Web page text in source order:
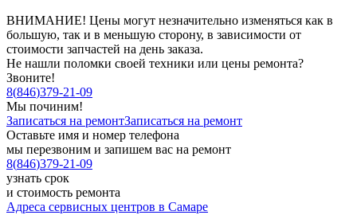
ВНИМАНИЕ! Цены могут незначительно изменяться как в
большую, так и в меньшую сторону, в зависимости от
стоимости запчастей на день заказа.
Не нашли поломки своей техники или цены ремонта?
Звоните!
8(846)379-21-09
Мы починим!
Записаться на ремонтЗаписаться на ремонт
Оставьте имя и номер телефона
мы перезвоним и запишем вас на ремонт
8(846)379-21-09
узнать срок
и стоимость ремонта
Адреса сервисных центров в Самаре